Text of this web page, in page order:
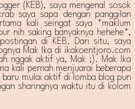
(KEB), saya mengenal sosok
saya sapa dengan panggilan
kali seingat saya *maklum
nih saking banyaknya hehehe*,
di KEB. Dari situ, saya
Mak Ika di ikakoentjoro.com
nggak aktif ya, Mak ;). Mak Ika
kali pernah menjuarai beberapa
baru mulai aktif di lomba blog pun
sharingnya waktu itu di kolom